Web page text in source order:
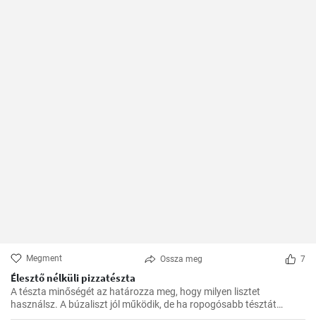
Megment Ossza meg 7
Élesztő nélküli pizzatészta
A tészta minőségét az határozza meg, hogy milyen lisztet
használsz. A búzaliszt jól működik, de ha ropogósabb tésztát
szeretnél, használj finomított lisztet.